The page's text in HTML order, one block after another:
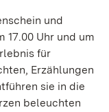
und
17.00 Uhr und um
für
Erzählungen
sie in die
beleuchten